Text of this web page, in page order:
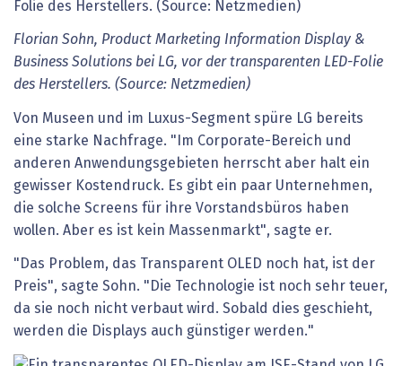
Florian Sohn, Product Marketing Information Display &
Business Solutions bei LG, vor der transparenten LED-Folie
des Herstellers. (Source: Netzmedien)
Von Museen und im Luxus-Segment spüre LG bereits
eine starke Nachfrage. "Im Corporate-Bereich und
anderen Anwendungsgebieten herrscht aber halt ein
gewisser Kostendruck. Es gibt ein paar Unternehmen,
die solche Screens für ihre Vorstandsbüros haben
wollen. Aber es ist kein Massenmarkt", sagte er.
"Das Problem, das Transparent OLED noch hat, ist der
Preis", sagte Sohn. "Die Technologie ist noch sehr teuer,
da sie noch nicht verbaut wird. Sobald dies geschieht,
werden die Displays auch günstiger werden."